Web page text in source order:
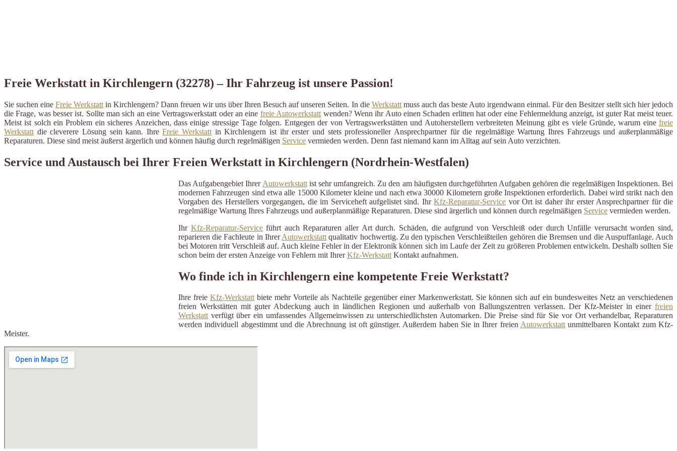
Freie Werkstatt in Kirchlengern (32278) – Ihr Fahrzeug ist unsere Passion!
Sie suchen eineFreie Werkstatt in Kirchlengern? Dann freuen wir uns über Ihren Besuch auf unseren Seiten. In die Werkstattmuss auch das beste Auto irgendwann einmal. Für den Besitzer stellt sich hier jedoch
die Frage, was besser ist. Sollte man sich an eine Vertragswerkstatt oder an eine freie Autowerkstatt wenden? Wenn ihr Auto einen Schaden erlitten hat oder eine Fehlermeldung anzeigt, ist guter Rat meist teuer.
Meist ist solch ein Problem ein sicheres Anzeichen, dass einige stressige Tage folgen. Entgegen der von Vertragswerkstätten und Autoherstellern verbreiteten Meinung gibt es viele Gründe, warum eine freie
Werkstatt die cleverere Lösung sein kann. IhreFreie Werkstatt in Kirchlengern ist ihr erster und stets professioneller Ansprechpartner für die regelmäßige Wartung Ihres Fahrzeugs und außerplanmäßige
Reparaturen. Diese sind meist äußerst ärgerlich und können häufig durch regelmäßigen Service vermieden werden. Denn fast niemand kann im Alltag auf sein Auto verzichten.
Service und Austausch bei Ihrer Freien Werkstatt in Kirchlengern (Nordrhein-Westfalen)
Das Aufgabengebiet Ihrer Autowerkstattist sehr umfangreich. Zu den am häufigsten durchgeführten Aufgaben gehören die regelmäßigen Inspektionen. Bei
modernen Fahrzeugen sind etwa alle 15000 Kilometer kleine und nach etwa 30000 Kilometern große Inspektionen erforderlich. Dabei wird strikt nach den
Vorgaben des Herstellers vorgegangen, die im Serviceheft aufgelistet sind. IhrKfz-Reparatur-Service vor Ort ist daher ihr erster Ansprechpartner für die
regelmäßige Wartung Ihres Fahrzeugs und außerplanmäßige Reparaturen. Diese sind ärgerlich und können durch regelmäßigen Service vermieden werden.
Ihr Kfz-Reparatur-Serviceführt auch Reparaturen aller Art durch. Schäden, die aufgrund von Verschleiß oder durch Unfälle verursacht worden sind,
reparieren die Fachleute in IhrerAutowerkstatt qualitativ hochwertig. Zu den typischen Verschleißteilen gehören die Bremsen und die Auspuffanlage. Auch
bei Motoren tritt Verschleiß auf. Auch kleine Fehler in der Elektronik können sich im Laufe der Zeit zu größeren Problemen entwickeln. Deshalb sollten Sie
schon beim der ersten Anzeige von Fehlern mit IhrerKfz-Werkstatt Kontakt aufnahmen.
Wo finde ich in Kirchlengern eine kompetente Freie Werkstatt?
Ihre freie Kfz-Werkstattbiete mehr Vorteile als Nachteile gegenüber einer Markenwerkstatt. Sie können sich auf ein bundesweites Netz an verschiedenen
freien Werkstätten mit guter Abdeckung auch in ländlichen Regionen und außerhalb von Ballungszentren verlassen. Der Kfz-Meister in einer freien
Werkstattverfügt über ein umfassendes Allgemeinwissen zu unterschiedlichsten Automarken. Die Preise sind für Sie vor Ort verhandelbar, Reparaturen
werden individuell abgestimmt und die Abrechnung ist oft günstiger. Außerdem haben Sie in Ihrer freien Autowerkstattunmittelbaren Kontakt zum Kfz-
Meister.